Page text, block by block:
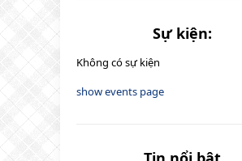
Sự kiện:
Không có sự kiện
show events page